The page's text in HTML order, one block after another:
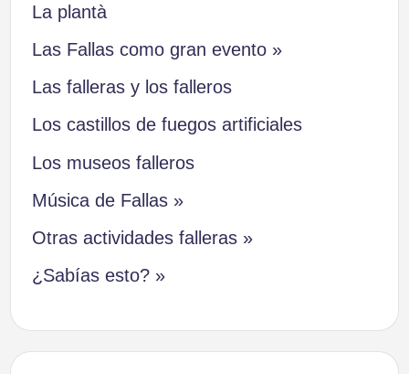
La plantà
Las Fallas como gran evento »
Las falleras y los falleros
Los castillos de fuegos artificiales
Los museos falleros
Música de Fallas »
Otras actividades falleras »
¿Sabías esto? »